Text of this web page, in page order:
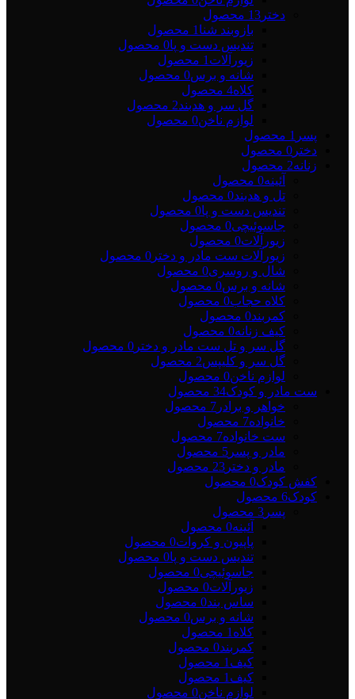
دختر 13 محصول
بازوبند شنا 1 محصول
تندیس دست و پا0 محصول
زیورآلات 1 محصول
شانه و برس0 محصول
کلاه4 محصول
گل سر و هدبند2 محصول
لوازم ناخن0 محصول
پسر 1 محصول
دختر 0 محصول
زنانه2 محصول
آئینه0 محصول
تل و هدبند0 محصول
تندیس دست و پا0 محصول
جاسوئیچی0 محصول
زیورآلات0 محصول
زیورآلات ست مادر و دختر 0 محصول
شال و روسری0 محصول
شانه و برس0 محصول
کلاه حجاب0 محصول
کمربند0 محصول
کیف زنانه0 محصول
گل سر و تل ست مادر و دختر 0 محصول
گل سر و کلیپس2 محصول
لوازم ناخن0 محصول
ست مادر و کودک34 محصول
خواهر و برادر 7 محصول
خانواده7 محصول
ست خانواده7 محصول
مادر و پسر 5 محصول
مادر و دختر 23 محصول
کفش کودک0 محصول
کودک6 محصول
پسر 3 محصول
آئینه0 محصول
پاپیون و کروات0 محصول
تندیس دست و پا0 محصول
جاسوئیچی0 محصول
زیورآلات0 محصول
ساس بند0 محصول
شانه و برس0 محصول
کلاه 1 محصول
کمربند0 محصول
کیف 1 محصول
کیف 1 محصول
لوازم ناخن0 محصول